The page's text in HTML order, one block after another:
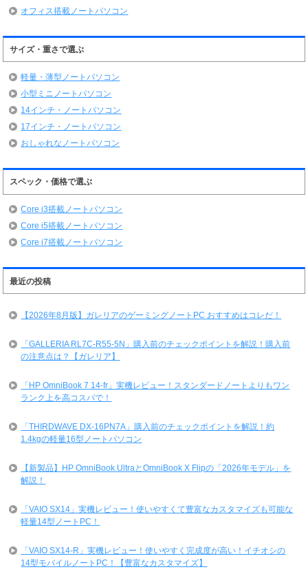
オフィス搭載ノートパソコン
サイズ・重さで選ぶ
軽量・薄型ノートパソコン
小型ミニノートパソコン
14インチ・ノートパソコン
17インチ・ノートパソコン
おしゃれなノートパソコン
スペック・価格で選ぶ
Core i3搭載ノートパソコン
Core i5搭載ノートパソコン
Core i7搭載ノートパソコン
最近の投稿
【2026年8月版】ガレリアのゲーミングノートPC おすすめはコレだ！
「GALLERIA RL7C-R55-5N」購入前のチェックポイントを解説！購入前
の注意点は？【ガレリア】
「HP OmniBook 7 14-fr」実機レビュー！スタンダードノートよりもワン
ランク上を高コスパで！
「THIRDWAVE DX-16PN7A」購入前のチェックポイントを解説！約
1.4kgの軽量16型ノートパソコン
【新製品】HP OmniBook UltraとOmniBook X Flipの「2026年モデル」を
解説！
「VAIO SX14」実機レビュー！使いやすくて豊富なカスタマイズも可能な
軽量14型ノートPC！
「VAIO SX14-R」実機レビュー！使いやすく完成度が高い！イチオシの
14型モバイルノートPC！【豊富なカスタマイズ】